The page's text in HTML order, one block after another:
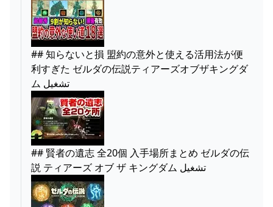
## 知らないと損 盟約の意外と使える活用法が便
利すぎた ゼルダの伝説ティアーズオブザキングダ
ム تشغيل
## 賢者の遺志 全20個 入手場所まとめ ゼルダの伝
説 ティアーズ オブ ザ キングダム تشغيل